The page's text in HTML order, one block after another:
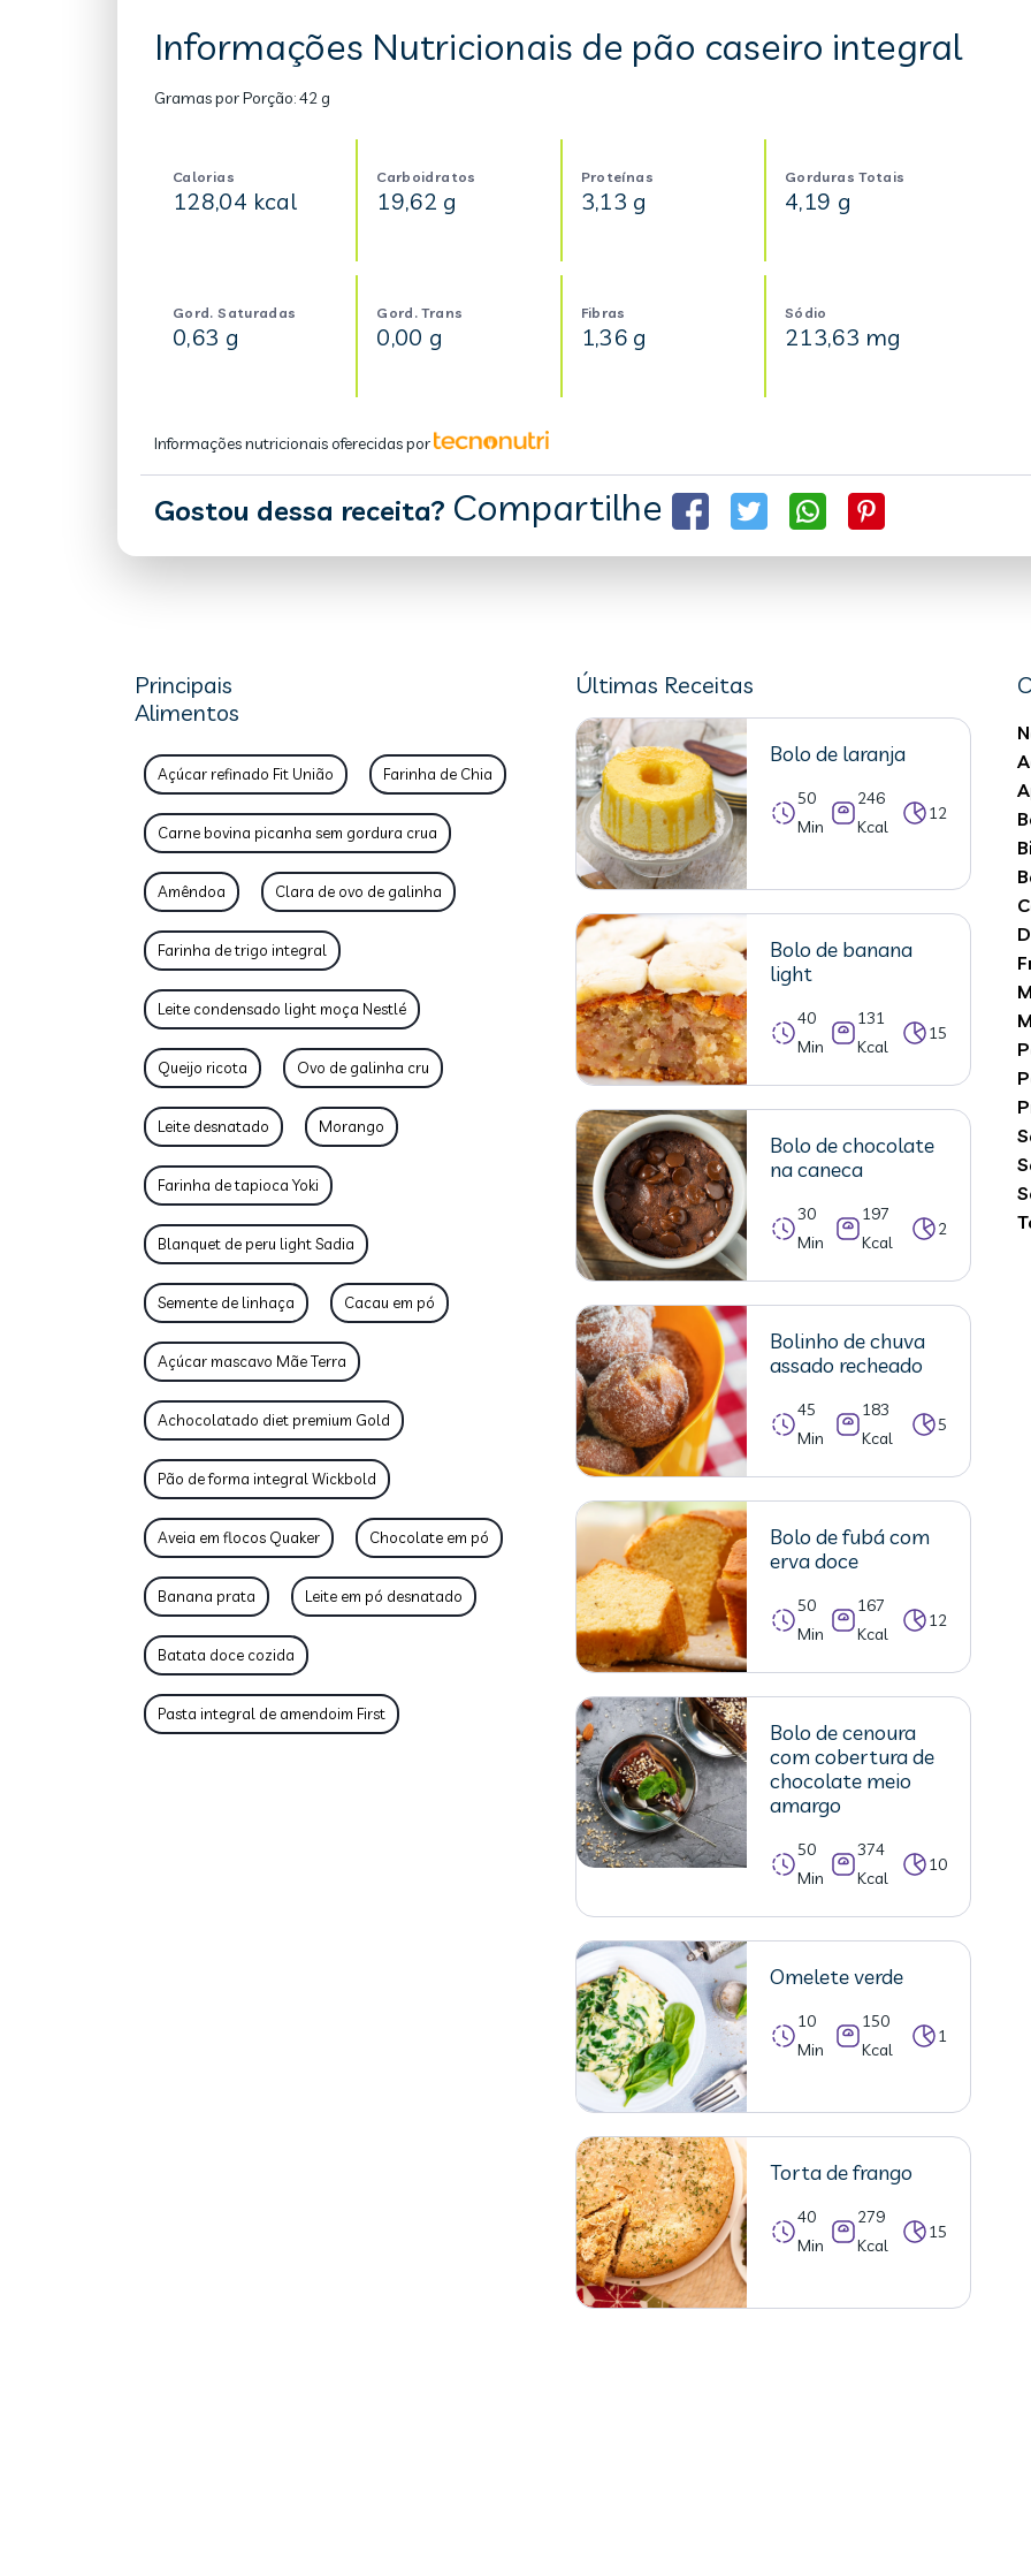
Informações Nutricionais de pão caseiro integral
Gramas por Porção:42 g
Calorias
128,04 kcal
Carboidratos
19,62 g
Proteínas
3,13 g
Gorduras Totais
4,19 g
Gord. Saturadas
0,63 g
Gord. Trans
0,00 g
Fibras
1,36 g
Sódio
213,63 mg
Informações nutricionais oferecidas por
Gostou dessa receita? Compartilhe
Principais
Alimentos
Açúcar refinado Fit União Farinha de Chia
Carne bovina picanha sem gordura crua
Amêndoa Clara de ovo de galinha
Farinha de trigo integral
Leite condensado light moça Nestlé
Queijo ricota Ovo de galinha cru
Leite desnatado Morango
Farinha de tapioca Yoki
Blanquet de peru light Sadia
Semente de linhaça Cacau em pó
Açúcar mascavo Mãe Terra
Achocolatado diet premium Gold
Pão de forma integral Wickbold
Aveia em flocos Quaker Chocolate em pó
Banana prata Leite em pó desnatado
Batata doce cozida
Pasta integral de amendoim First
Últimas Receitas
Bolo de laranja
50
Min
246
Kcal
12
Bolo de banana
light
40
Min
131
Kcal
15
Bolo de chocolate
na caneca
30
Min
197
Kcal
2
Bolinho de chuva
assado recheado
45
Min
183
Kcal
5
Bolo de fubá com
erva doce
50
Min
167
Kcal
12
Bolo de cenoura
com cobertura de
chocolate meio
amargo
50
Min
374
Kcal
10
Omelete verde
10
Min
150
Kcal
1
Torta de frango
40
Min
279
Kcal
15